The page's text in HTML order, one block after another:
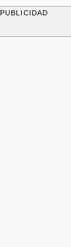
PUBLICIDAD